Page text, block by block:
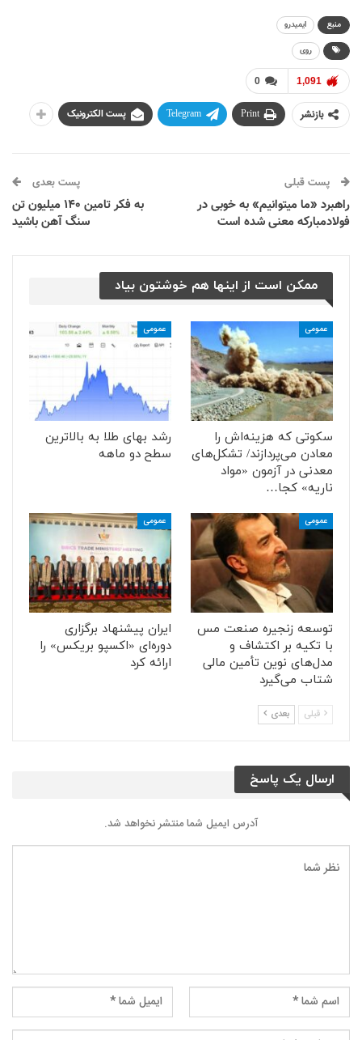
منبع ایمیدرو
روی
0 1,091
بازنشر Print
Telegram پست الکترونیک
پست قبلی
راهبرد «ما میتوانیم» به خوبی در
فولادمبارکه معنی شده است
پست بعدی
به فکر تامین ۱۴۰ میلیون تن
سنگ آهن باشید
ممکن است از اینها هم خوشتون بیاد
عمومی
سکوتی که هزینه‌اش را
معادن می‌پردازند/ تشکل‌های
معدنی در آزمون «مواد
ناریه» کجا…
عمومی
رشد بهای طلا به بالاترین
سطح دو ماهه
عمومی
توسعه زنجیره صنعت مس
با تکیه بر اکتشاف و
مدل‌های نوین تأمین مالی
شتاب می‌گیرد
عمومی
ایران پیشنهاد برگزاری
دوره‌ای «اکسپو بریکس» را
ارائه کرد
قبلی بعدی
ارسال یک پاسخ
آدرس ایمیل شما منتشر نخواهد شد.